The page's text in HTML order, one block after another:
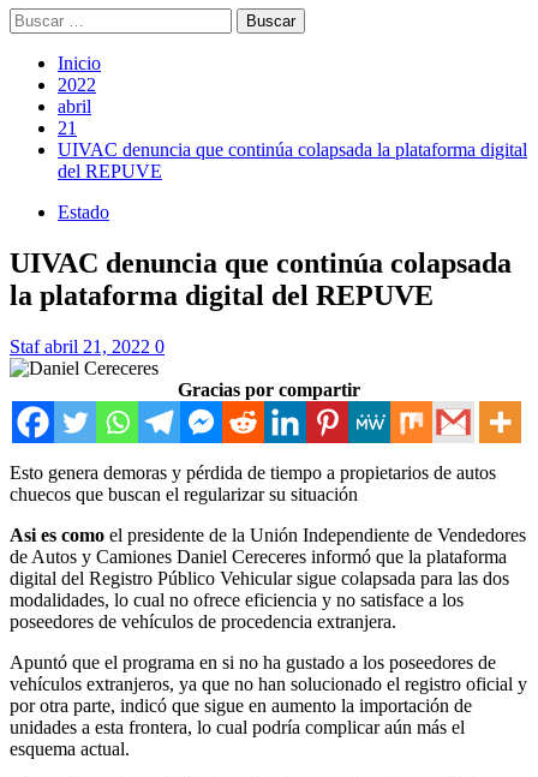
Buscar:
Inicio
2022
abril
21
UIVAC denuncia que continúa colapsada la plataforma digital
del REPUVE
Estado
UIVAC denuncia que continúa colapsada
la plataforma digital del REPUVE
Stafabril 21, 2022 0
Gracias por compartir
Esto genera demoras y pérdida de tiempo a propietarios de autos
chuecos que buscan el regularizar su situación
Asi es como el presidente de la Unión Independiente de Vendedores
de Autos y Camiones Daniel Cereceres informó que la plataforma
digital del Registro Público Vehicular sigue colapsada para las dos
modalidades, lo cual no ofrece eficiencia y no satisface a los
poseedores de vehículos de procedencia extranjera.
Apuntó que el programa en si no ha gustado a los poseedores de
vehículos extranjeros, ya que no han solucionado el registro oficial y
por otra parte, indicó que sigue en aumento la importación de
unidades a esta frontera, lo cual podría complicar aún más el
esquema actual.